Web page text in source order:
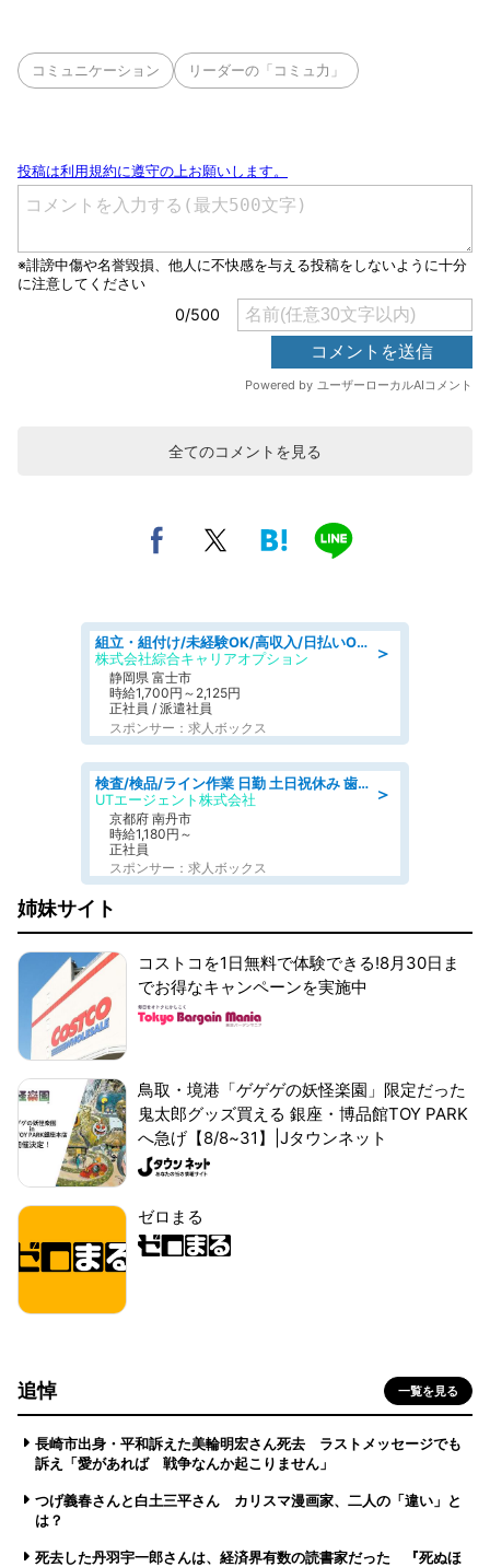
コミュニケーション リーダーの「コミュ力」
全てのコメントを見る
＞
組立・組付け/未経験OK/高収入/日払いOK/寮費無料/交替制
株式会社綜合キャリアオプション
静岡県 富士市
時給1,700円～2,125円
正社員 / 派遣社員
スポンサー：求人ボックス
＞
検査/検品/ライン作業 日勤 土日祝休み 歯科模型製造 有償休憩あり 残業ほぼなし
UTエージェント株式会社
京都府 南丹市
時給1,180円～
正社員
スポンサー：求人ボックス
姉妹サイト
コストコを1日無料で体験できる!8月30日ま
でお得なキャンペーンを実施中
鳥取・境港「ゲゲゲの妖怪楽園」限定だった
鬼太郎グッズ買える 銀座・博品館TOY PARK
へ急げ【8/8~31】|Jタウンネット
ゼロまる
追悼 一覧を見る
長崎市出身・平和訴えた美輪明宏さん死去 ラストメッセージでも
訴え「愛があれば 戦争なんか起こりません」
つげ義春さんと白土三平さん カリスマ漫画家、二人の「違い」と
は？
死去した丹羽宇一郎さんは、経済界有数の読書家だった 『死ぬほ